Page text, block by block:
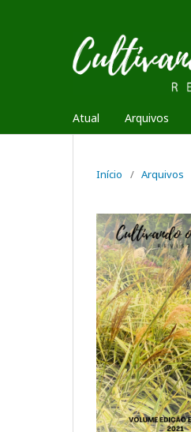
Atual Arquivos
Início / Arquivos